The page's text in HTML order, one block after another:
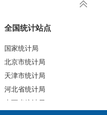
全国统计站点
国家统计局
北京市统计局
天津市统计局
河北省统计局
山西省统计局